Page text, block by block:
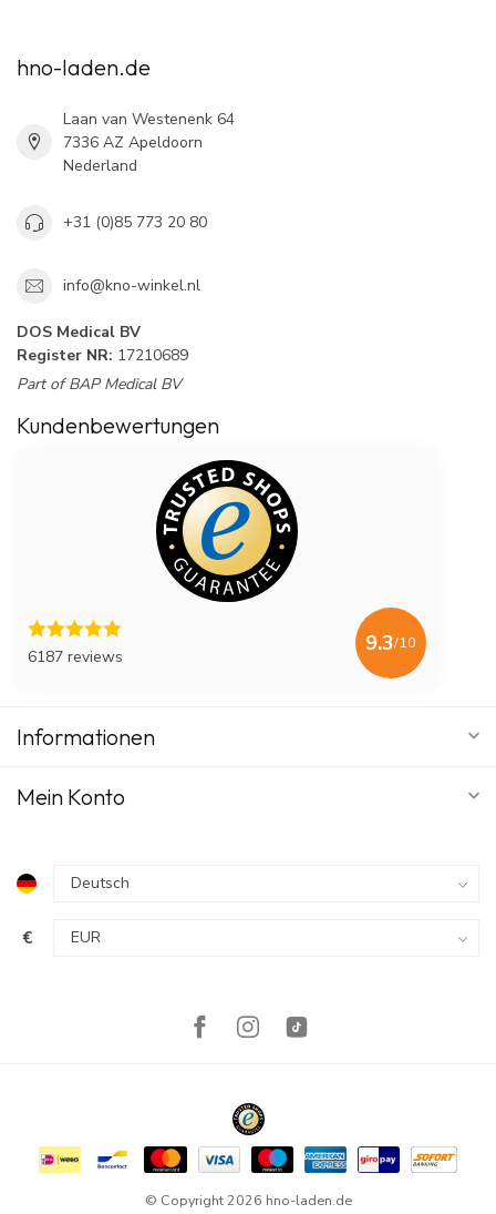
hno-laden.de
Laan van Westenenk 64
7336 AZ Apeldoorn
Nederland
+31 (0)85 773 20 80
info@kno-winkel.nl
DOS Medical BV
Register NR: 17210689
Part of BAP Medical BV
Kundenbewertungen
6187 reviews
9.3/10
Informationen
Mein Konto
€
© Copyright 2026 hno-laden.de